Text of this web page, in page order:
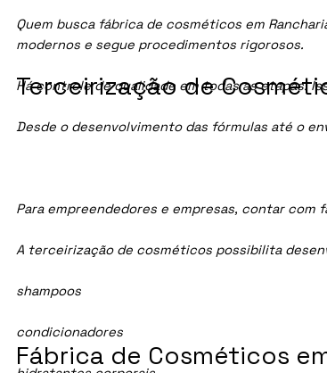
Quem busca fábrica de cosméticos em
modernos e segue procedimentos rigorosos.
Há controle de qualidade em todas as etapas.
Desde o desenvolvimento das fórmulas até o
Para empreendedores e empresas, contar
A terceirização de cosméticos possibilita
shampoos
condicionadores
Fábrica de Cosméticos
Terceirização de